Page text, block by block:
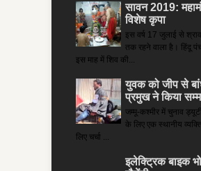
सावन 2019:
विशेष कृपा
इस वर्ष 17 जुलाई से
तक रहने वाला है। हिंदू
इस माह में शिव की...
युवक को जीप से
प्रमुख ने किया
जम्मू-कश्मीर में चुनाव
के लिए एक स्थानीय
लिए चर्चा ...
इलेक्ट्रिक बाइक